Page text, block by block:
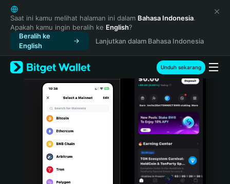
English
日本語
Tiếng Việt
Русский
Español (Latinoamérica)
Türkçe
Italiano
Português (Portugal)
Bahasa Indonesia
Saat ini kamu melihat halaman ini dalam Bahasa Indonesia.
Apakah kamu ingin beralih ke English?
Beralih ke
English
Lanjutkan dalam Bahasa Indonesia
Unduh sekarang